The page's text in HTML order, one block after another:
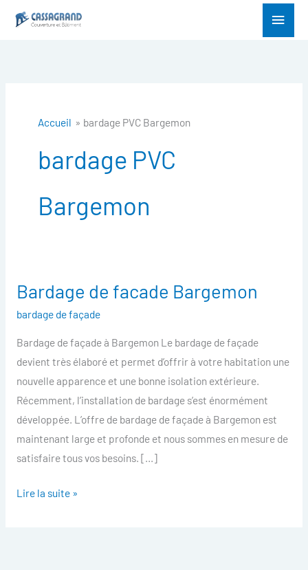
Menu
Accueil bardage PVC Bargemon
bardage PVC
Bargemon
Bardage de facade Bargemon
bardage de façade
Bardage de façade à Bargemon Le bardage de façade
devient très élaboré et permet d’offrir à votre habitation une
nouvelle apparence et une bonne isolation extérieure.
Récemment, l’installation de bardage s’est énormément
développée. L’offre de bardage de façade à Bargemon est
maintenant large et profonde et nous sommes en mesure de
satisfaire tous vos besoins. […]
Bardage
Bargemon
Lire la suite »